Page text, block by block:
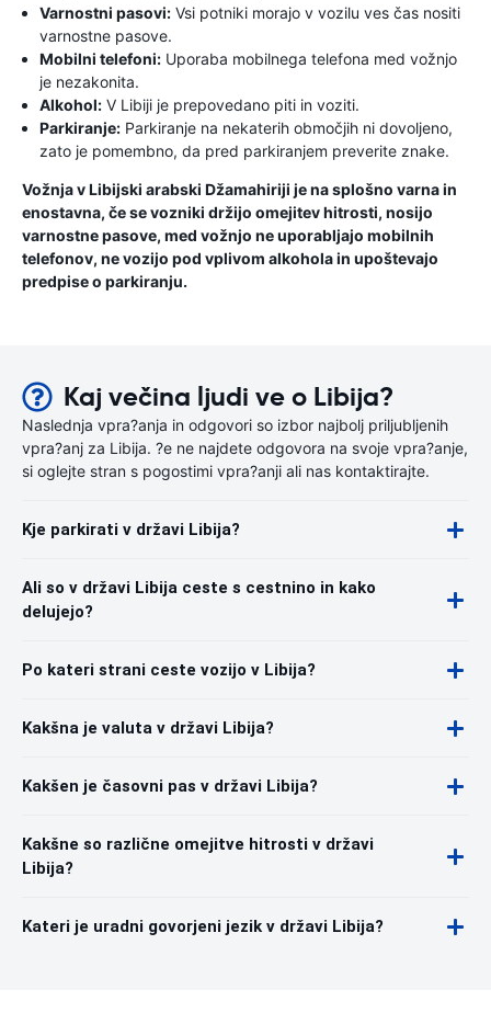
Varnostni pasovi: Vsi potniki morajo v vozilu ves čas nositi
varnostne pasove.
Mobilni telefoni: Uporaba mobilnega telefona med vožnjo
je nezakonita.
Alkohol: V Libiji je prepovedano piti in voziti.
Parkiranje: Parkiranje na nekaterih območjih ni dovoljeno,
zato je pomembno, da pred parkiranjem preverite znake.
Vožnja v Libijski arabski Džamahiriji je na splošno varna in
enostavna, če se vozniki držijo omejitev hitrosti, nosijo
varnostne pasove, med vožnjo ne uporabljajo mobilnih
telefonov, ne vozijo pod vplivom alkohola in upoštevajo
predpise o parkiranju.
Kaj večina ljudi ve o Libija?
Naslednja vpra?anja in odgovori so izbor najbolj priljubljenih
vpra?anj za Libija. ?e ne najdete odgovora na svoje vpra?anje,
si oglejte stran s pogostimi vpra?anji ali nas kontaktirajte.
Kje parkirati v državi Libija?
Ali so v državi Libija ceste s cestnino in kako
delujejo?
Po kateri strani ceste vozijo v Libija?
Kakšna je valuta v državi Libija?
Kakšen je časovni pas v državi Libija?
Kakšne so različne omejitve hitrosti v državi
Libija?
Kateri je uradni govorjeni jezik v državi Libija?